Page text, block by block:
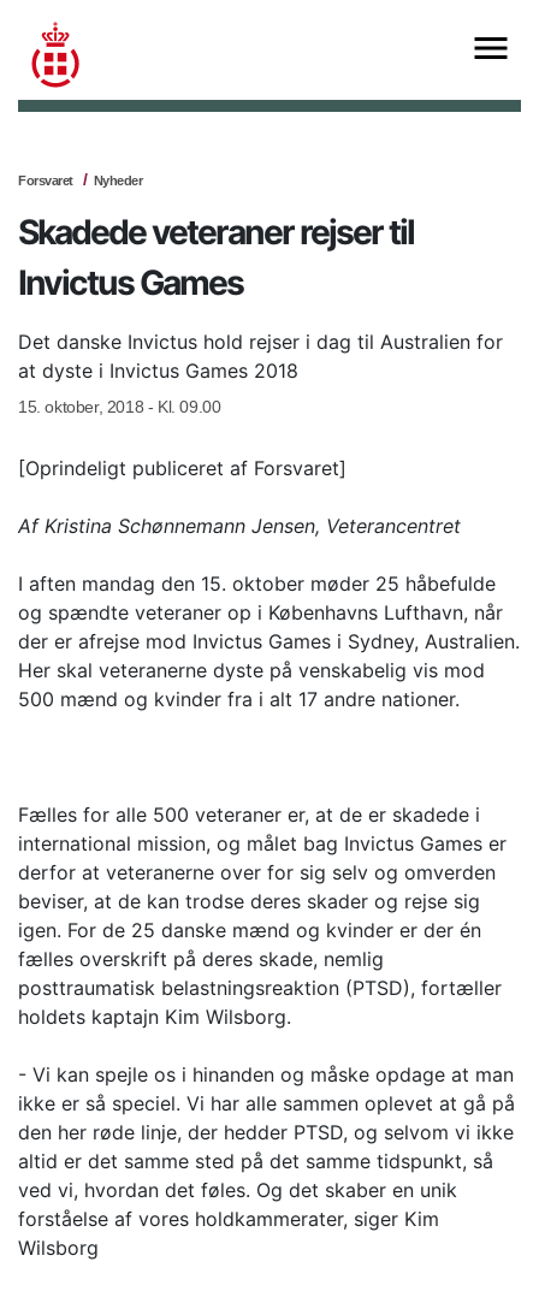
Forsvaret Nyheder
Skadede veteraner rejser til
Invictus Games
Det danske Invictus hold rejser i dag til Australien for
at dyste i Invictus Games 2018
15. oktober, 2018 - Kl. 09.00
[Oprindeligt publiceret af Forsvaret]
Af Kristina Schønnemann Jensen, Veterancentret
I aften mandag den 15. oktober møder 25 håbefulde
og spændte veteraner op i Københavns Lufthavn, når
der er afrejse mod Invictus Games i Sydney, Australien.
Her skal veteranerne dyste på venskabelig vis mod
500 mænd og kvinder fra i alt 17 andre nationer.
Fælles for alle 500 veteraner er, at de er skadede i
international mission, og målet bag Invictus Games er
derfor at veteranerne over for sig selv og omverden
beviser, at de kan trodse deres skader og rejse sig
igen. For de 25 danske mænd og kvinder er der én
fælles overskrift på deres skade, nemlig
posttraumatisk belastningsreaktion (PTSD), fortæller
holdets kaptajn Kim Wilsborg.
- Vi kan spejle os i hinanden og måske opdage at man
ikke er så speciel. Vi har alle sammen oplevet at gå på
den her røde linje, der hedder PTSD, og selvom vi ikke
altid er det samme sted på det samme tidspunkt, så
ved vi, hvordan det føles. Og det skaber en unik
forståelse af vores holdkammerater, siger Kim
Wilsborg